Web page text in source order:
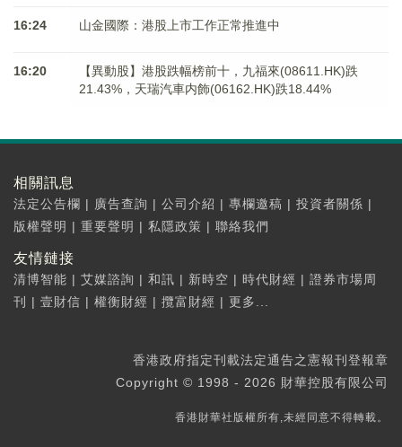
16:24 山金國際：港股上市工作正常推進中
16:20
【異動股】港股跌幅榜前十，九福來(08611.HK)跌
21.43%，天瑞汽車内飾(06162.HK)跌18.44%
相關訊息
法定公告欄 | 廣告查詢 | 公司介紹 | 專欄邀稿 | 投資者關係 |
版權聲明 | 重要聲明 | 私隱政策 | 聯絡我們
友情鏈接
清博智能 | 艾媒諮詢 | 和訊 | 新時空 | 時代財經 | 證券市場周
刊
| 壹財信 | 權衡財經 | 攬富財經 | 更多...
香港政府指定刊載法定通告之憲報刊登報章
Copyright © 1998 - 2026 財華控股有限公司
香港財華社版權所有,未經同意不得轉載。